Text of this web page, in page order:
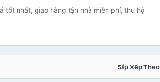
tốt nhất, giao hàng tận nhà miễn phí, thu hộ
Sắp Xếp Theo